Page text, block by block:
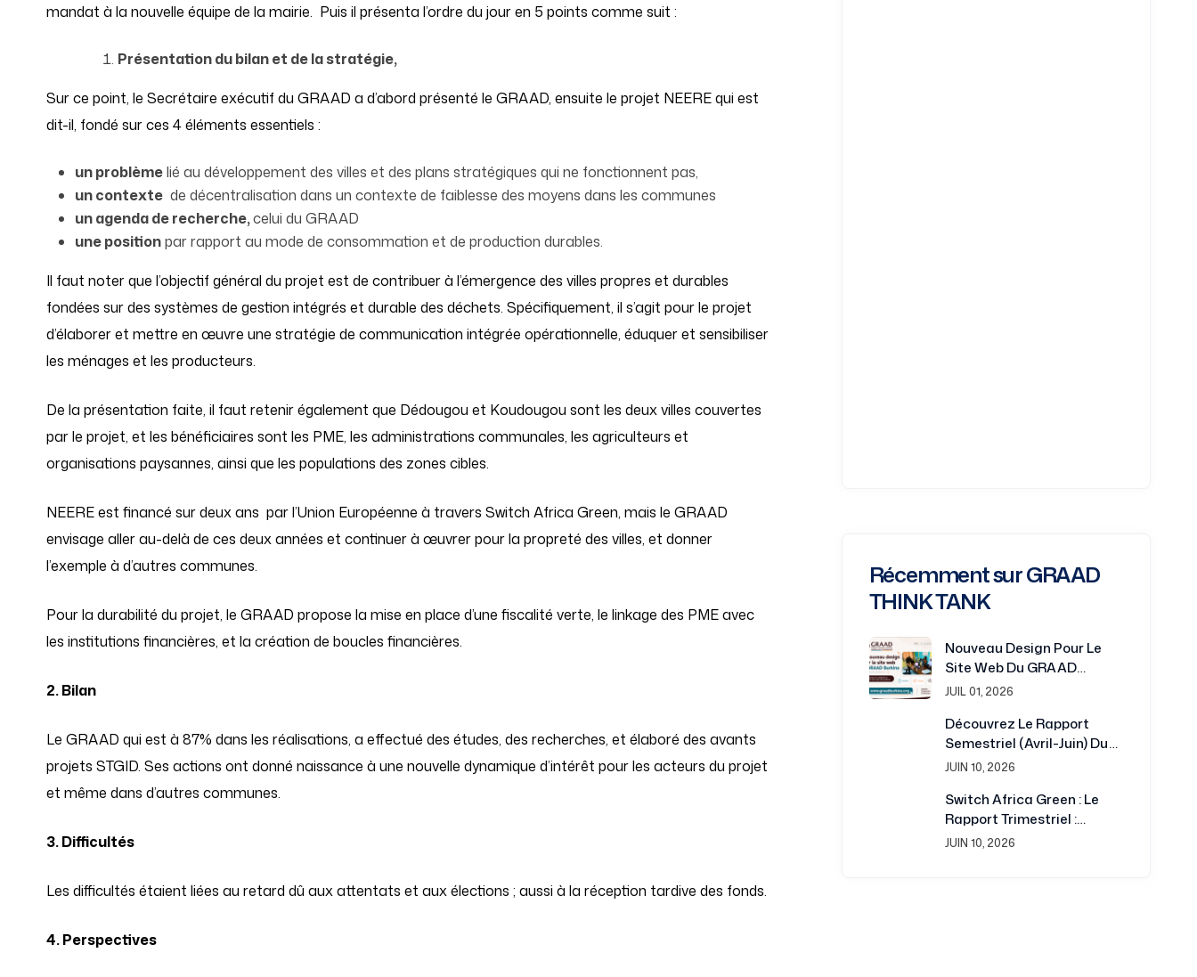
mandat à la nouvelle équipe de la mairie. Puis il présenta l’ordre du jour en 5 points comme suit :
Présentation du bilan et de la stratégie,
Sur ce point, le Secrétaire exécutif du GRAAD a d’abord présenté le GRAAD, ensuite le projet NEERE qui est
dit-il, fondé sur ces 4 éléments essentiels :
un problèmelié au développement des villes et des plans stratégiques qui ne fonctionnent pas,
un contexte de décentralisation dans un contexte de faiblesse des moyens dans les communes
un agenda de recherche,celui du GRAAD
une positionpar rapport au mode de consommation et de production durables.
Il faut noter que l’objectif général du projet est de contribuer à l’émergence des villes propres et durables
fondées sur des systèmes de gestion intégrés et durable des déchets. Spécifiquement, il s’agit pour le projet
d’élaborer et mettre en œuvre une stratégie de communication intégrée opérationnelle, éduquer et sensibiliser
les ménages et les producteurs.
De la présentation faite, il faut retenir également que Dédougou et Koudougou sont les deux villes couvertes
par le projet, et les bénéficiaires sont les PME, les administrations communales, les agriculteurs et
organisations paysannes, ainsi que les populations des zones cibles.
NEERE est financé sur deux ans par l’Union Européenne à travers Switch Africa Green, mais le GRAAD
envisage aller au-delà de ces deux années et continuer à œuvrer pour la propreté des villes, et donner
l’exemple à d’autres communes.
Pour la durabilité du projet, le GRAAD propose la mise en place d’une fiscalité verte, le linkage des PME avec
les institutions financières, et la création de boucles financières.
2. Bilan
Le GRAAD qui est à 87% dans les réalisations, a effectué des études, des recherches, et élaboré des avants
projets STGID. Ses actions ont donné naissance à une nouvelle dynamique d’intérêt pour les acteurs du projet
et même dans d’autres communes.
3. Difficultés
Les difficultés étaient liées au retard dû aux attentats et aux élections ; aussi à la réception tardive des fonds.
4. Perspectives
Récemment sur GRAAD
THINK TANK
Nouveau Design Pour Le
Site Web Du GRAAD
Burkina : Une Plateforme
La Recherche Et Du
Développement
JUIL 01, 2026
Découvrez Le Rapport
Semestriel (avril-Juin) Du
Projet Switch Africa Green
JUIN 10, 2026
Switch Africa Green : Le
Rapport Trimestriel :
Juillet-Septembre 2016 Est
JUIN 10, 2026